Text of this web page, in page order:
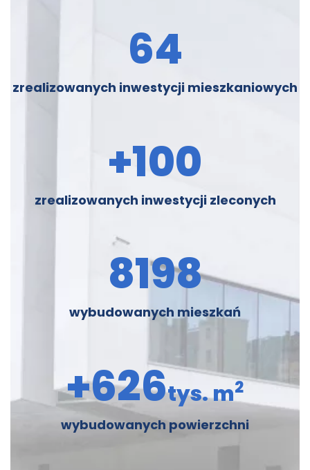
64
zrealizowanych inwestycji mieszkaniowych
+100
zrealizowanych inwestycji zleconych
8198
wybudowanych mieszkań
+626tys. m2
wybudowanych powierzchni